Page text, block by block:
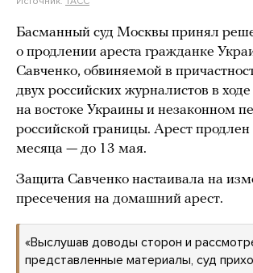
Басманный суд Москвы принял
о продлении ареста гражданке
Савченко, обвиняемой в
двух российских журналистов в ходе
на востоке Украины и незаконном
российской границы. Арест продлен
месяца — до 13 мая.
Защита Савченко настаивала на
пресечения на домашний арест.
«Выслушав доводы сторон и
представленные материалы, суд